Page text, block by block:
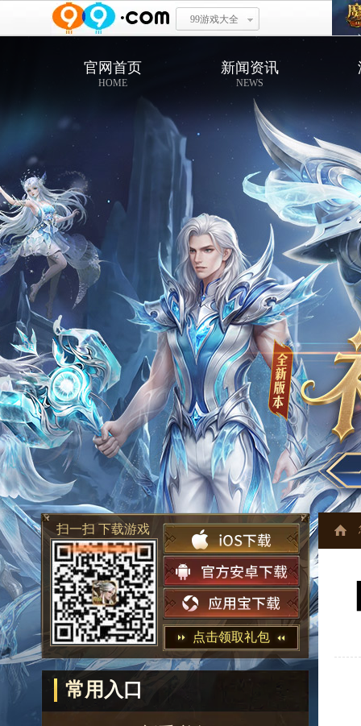
99游戏大全
官网首页
HOME
新闻资讯
NEWS
扫一扫 下载游戏
点击领取礼包
常用入口